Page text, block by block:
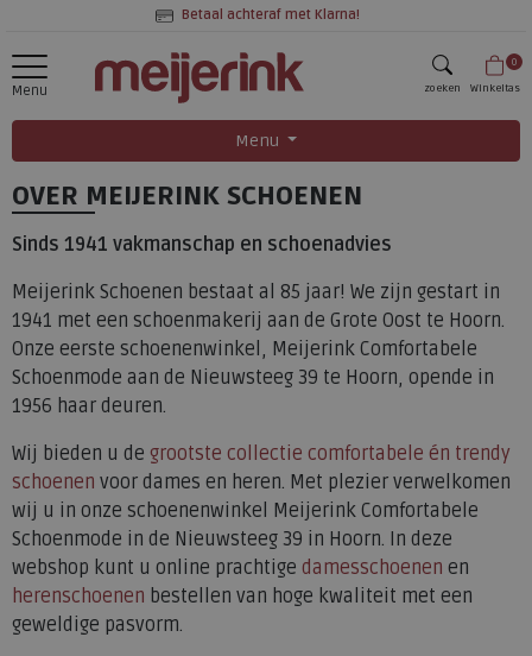
Betaal achteraf met Klarna!
Menu zoeken
0
Winkeltas
Menu
OVER MEIJERINK SCHOENEN
Sinds 1941 vakmanschap en schoenadvies
Meijerink Schoenen bestaat al 85 jaar! We zijn gestart in
1941 met een schoenmakerij aan de Grote Oost te Hoorn.
Onze eerste schoenenwinkel, Meijerink Comfortabele
Schoenmode aan de Nieuwsteeg 39 te Hoorn, opende in
1956 haar deuren.
Wij bieden u de grootste collectie comfortabele én trendy
schoenen voor dames en heren. Met plezier verwelkomen
wij u in onze schoenenwinkel Meijerink Comfortabele
Schoenmode in de Nieuwsteeg 39 in Hoorn. In deze
webshop kunt u online prachtige damesschoenen en
herenschoenen bestellen van hoge kwaliteit met een
geweldige pasvorm.